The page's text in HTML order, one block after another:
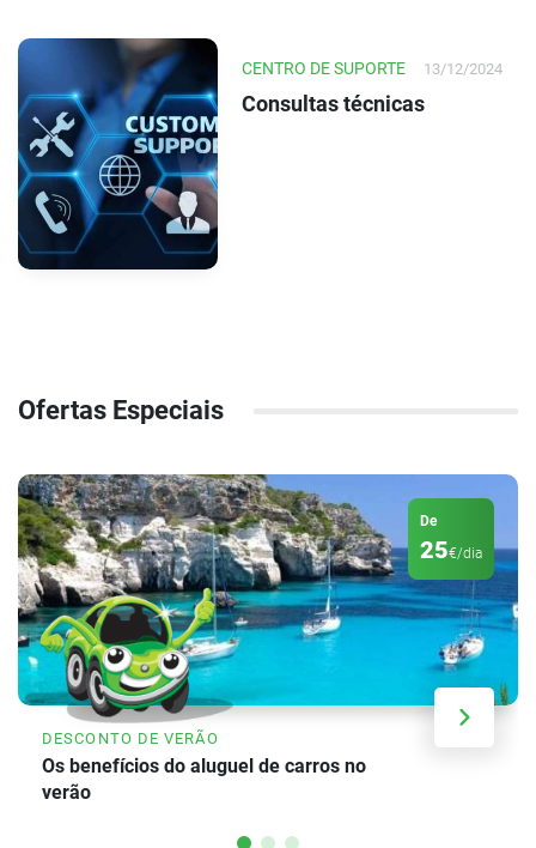
CENTRO DE SUPORTE 13/12/2024
Consultas técnicas
Ofertas Especiais
De
25€/dia
DESCONTO DE VERÃO
Os benefícios do aluguel de carros no
verão